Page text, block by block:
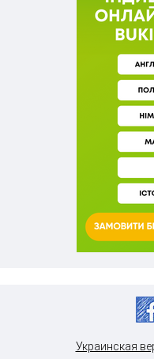
Украинская